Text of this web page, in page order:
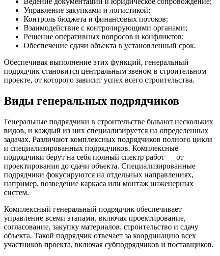
Управление закупками и логистикой;
Контроль бюджета и финансовых потоков;
Взаимодействие с контролирующими органами;
Решение оперативных вопросов и конфликтов;
Обеспечение сдачи объекта в установленный срок.
Обеспечивая выполнение этих функций, генеральный
подрядчик становится центральным звеном в строительном
проекте, от которого зависит успех всего строительства.
Виды генеральных подрядчиков
Генеральные подрядчики в строительстве бывают нескольких
видов, и каждый из них специализируется на определенных
задачах. Различают комплексных подрядчиков полного цикла
и специализированных подрядчиков. Комплексные
подрядчики берут на себя полный спектр работ — от
проектирования до сдачи объекта. Специализированные
подрядчики фокусируются на отдельных направлениях,
например, возведение каркаса или монтаж инженерных
систем.
Комплексный генеральный подрядчик обеспечивает
управление всеми этапами, включая проектирование,
согласование, закупку материалов, строительство и сдачу
объекта. Такой подрядчик отвечает за координацию всех
участников проекта, включая субподрядчиков и поставщиков.